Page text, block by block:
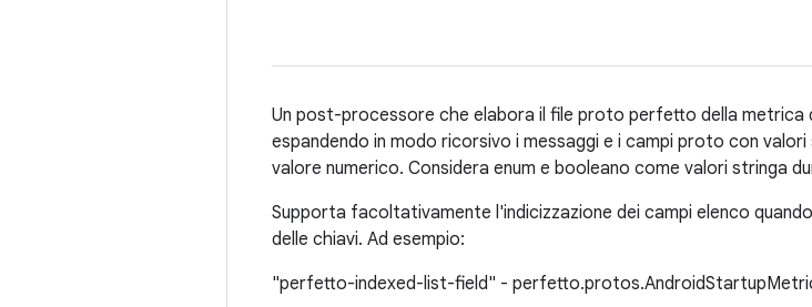
Un post-processore che elabora il file proto perfetto della metrica
espandendo in modo ricorsivo i messaggi e i campi proto con
valore numerico. Considera enum e booleano come valori stringa
Supporta facoltativamente l'indicizzazione dei campi elenco
delle chiavi. Ad esempio:
"perfetto-indexed-list-field" -